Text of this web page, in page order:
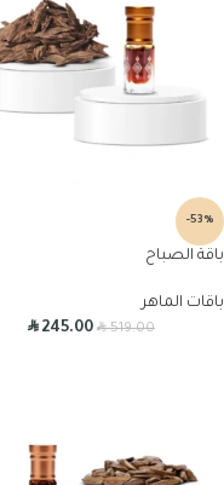
-53%
باقة الصباح
باقات الماهر
R519.00
R245.00